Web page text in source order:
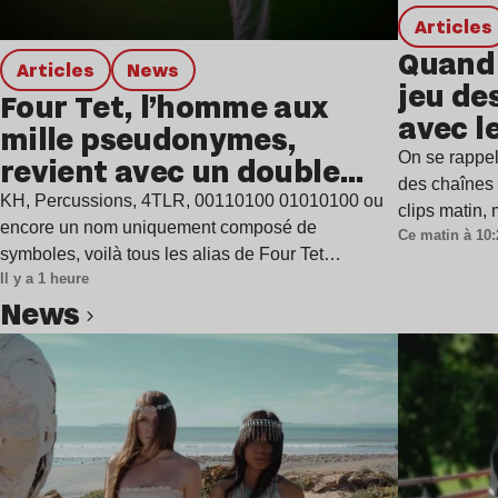
Articles news
Four Tet, l’homme aux
mille pseudonymes,
revient avec un double
single
KH, Percussions, 4TLR, 00110100 01010100 ou
encore un nom uniquement composé de
symboles, voilà tous les alias de Four Tet…
Il y a 1 heure
Articles
jeu
avec
On se
des
clips matin,
Ce matin à
news
Lire l’article